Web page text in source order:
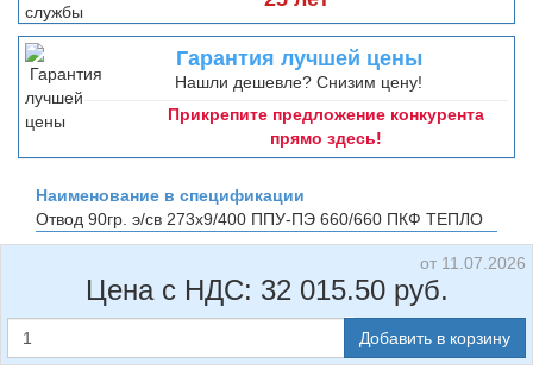
Гарантия лучшей цены
Нашли дешевле? Снизим цену!
Прикрепите предложение конкурента
прямо здесь!
Наименование в спецификации
Отвод 90гр. э/св 273х9/400 ППУ-ПЭ 660/660 ПКФ ТЕПЛО
от 11.07.2026
Цена с НДС: 32 015.50руб.
Добавить в корзину